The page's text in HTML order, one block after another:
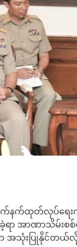
နက်ထုတ်လုပ်ရေး
ခဲ့ရာ အာဏာသိမ်
မှာ အသုံးပြုနိုင်တ